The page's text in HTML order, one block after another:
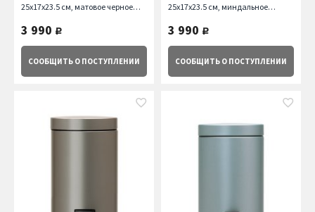
25х17х23.5 см, матовое черное
3 990 руб.
СООБЩИТЬ О ПОСТУПЛЕНИИ
25х17х23.5 см, миндальное
3 990 руб.
СООБЩИТЬ О ПОСТУПЛЕНИИ